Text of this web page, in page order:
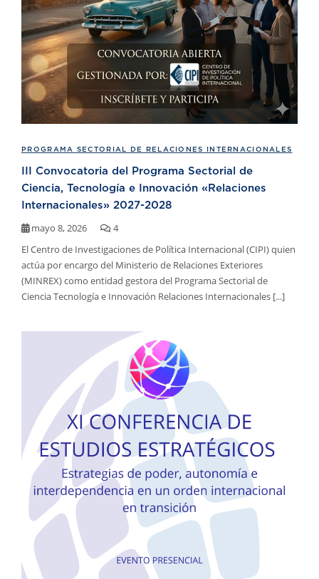
PROGRAMA SECTORIAL DE RELACIONES INTERNACIONALES
III Convocatoria del Programa Sectorial de
Ciencia, Tecnología e Innovación «Relaciones
Internacionales» 2027-2028
mayo 8, 2026
4
El Centro de Investigaciones de Política Internacional (CIPI) quien
actúa por encargo del Ministerio de Relaciones Exteriores
(MINREX) como entidad gestora del Programa Sectorial de
Ciencia Tecnología e Innovación Relaciones Internacionales [...]